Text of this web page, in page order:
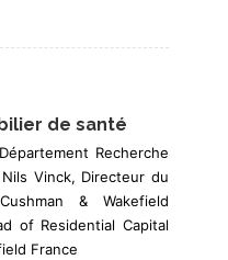
de santé
Recherche
Vinck, Directeur du
& Wakefield
of Residential Capital
France